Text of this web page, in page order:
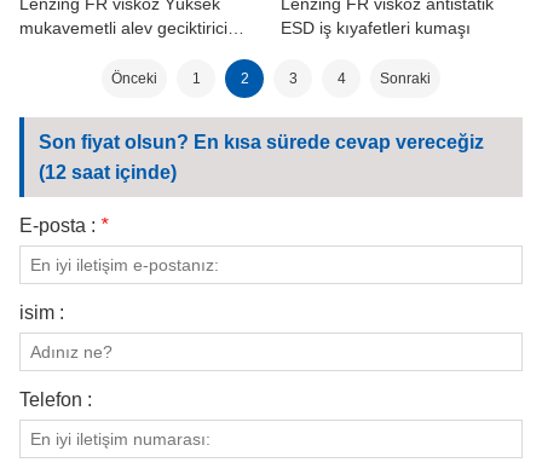
mukavemetli alev geciktirici
ESD iş kıyafetleri kumaşı
Önceki 1 2 3 4 Sonraki
Son fiyat olsun? En kısa sürede cevap vereceğiz
(12 saat içinde)
E-posta : *
isim :
Telefon :